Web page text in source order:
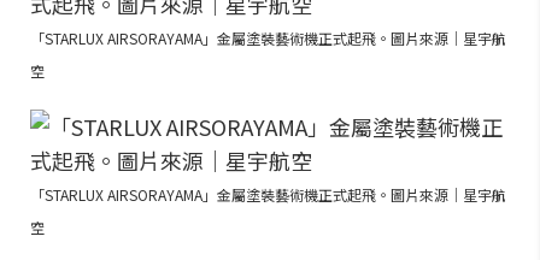
「STARLUX AIRSORAYAMA」金屬塗裝藝術機正式起飛。圖片來源｜星宇航
空
「STARLUX AIRSORAYAMA」金屬塗裝藝術機正式起飛。圖片來源｜星宇航
空